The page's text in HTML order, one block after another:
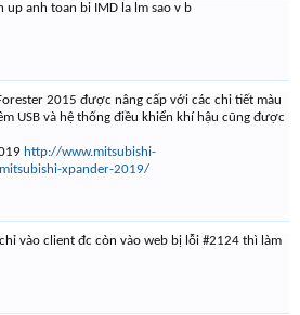
up anh toan bi IMD la lm sao v b
2015 được nâng cấp với các chi tiết màu
USB và hệ thống điều khiển khí hậu cũng được
http://www.mitsubishi-
xpander-2019/
vào client đc còn vào web bị lỗi #2124 thì làm